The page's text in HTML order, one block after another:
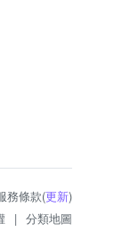
務條款(更新)
| 分類地圖